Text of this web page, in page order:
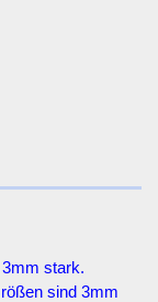
stark.
sind 3mm